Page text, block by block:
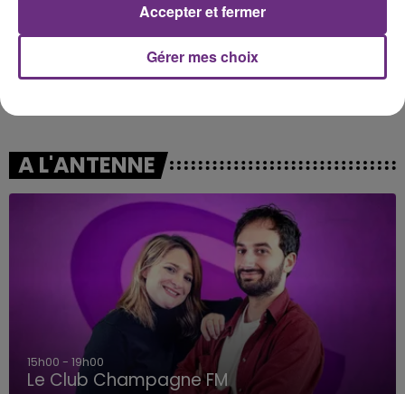
A L'ANTENNE
15h00 - 19h00
Le Club Champagne FM
Gérer mes choix
Accepter et fermer